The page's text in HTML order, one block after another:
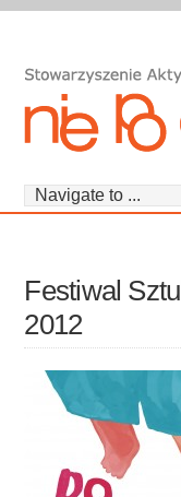
Festiwal
2012